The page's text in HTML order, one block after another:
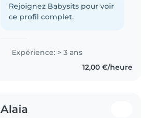
habituée à garder mes petits
frères et sœurs, je suis calme,
Rejoignez Babysits pour voir
ce profil complet.
Expérience: > 3 ans
12,00 €/heure
Alaia